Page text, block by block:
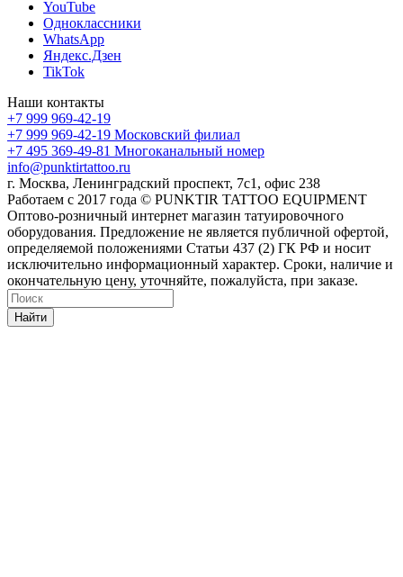
YouTube
Одноклассники
WhatsApp
Яндекс.Дзен
TikTok
Наши контакты
+7 999 969-42-19
+7 999 969-42-19 Московский филиал
+7 495 369-49-81 Многоканальный номер
info@punktirtattoo.ru
г. Москва, Ленинградский проспект, 7с1, офис 238
Работаем с 2017 года © PUNKTIR TATTOO EQUIPMENT
Оптово-розничный интернет магазин татуировочного
оборудования. Предложение не является публичной офертой,
определяемой положениями Статьи 437 (2) ГК РФ и носит
исключительно информационный характер. Сроки, наличие и
окончательную цену, уточняйте, пожалуйста, при заказе.
Найти